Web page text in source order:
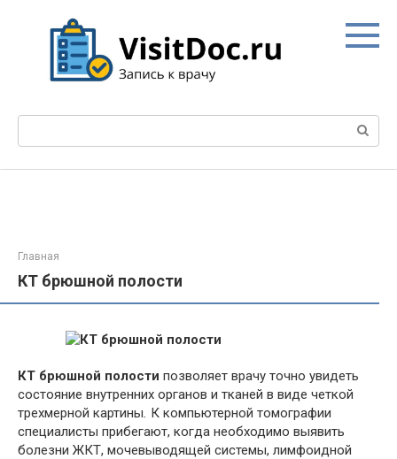
Поиск:
Главная
КТ брюшной полости
КТ брюшной полости позволяет врачу точно увидеть
состояние внутренних органов и тканей в виде четкой
трехмерной картины. К компьютерной томографии
специалисты прибегают, когда необходимо выявить
болезни ЖКТ, мочевыводящей системы, лимфоидной